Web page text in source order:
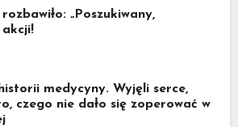
„Poszukiwany,
akcji!
medycyny. Wyjęli serce,
czego nie dało się zoperować w